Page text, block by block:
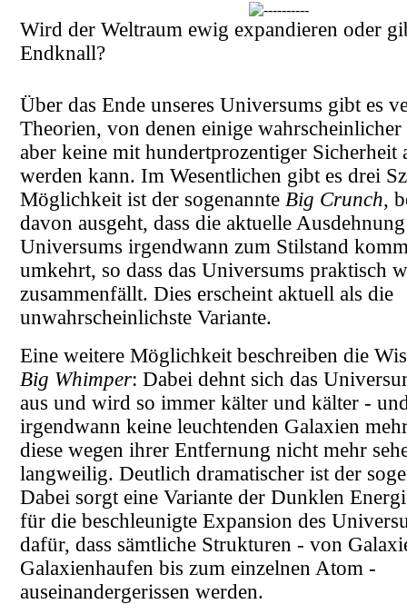
Wird der Weltraum ewig expandieren oder
Endknall?
Über das Ende unseres Universums gibt es
Theorien, von denen einige wahrscheinlicher
aber keine mit hundertprozentiger Sicherheit
werden kann. Im Wesentlichen gibt es drei
Möglichkeit ist der sogenannte Big Crunch,
davon ausgeht, dass die aktuelle
Universums irgendwann zum Stilstand
umkehrt, so dass das Universums praktisch
zusammenfällt. Dies erscheint aktuell als die
unwahrscheinlichste Variante.
Eine weitere Möglichkeit beschreiben die
Big Whimper: Dabei dehnt sich das
aus und wird so immer kälter und kälter -
irgendwann keine leuchtenden Galaxien
diese wegen ihrer Entfernung nicht mehr
langweilig. Deutlich dramatischer ist der
Dabei sorgt eine Variante der Dunklen
für die beschleunigte Expansion des
dafür, dass sämtliche Strukturen - von
Galaxienhaufen bis zum einzelnen Atom -
auseinandergerissen werden.